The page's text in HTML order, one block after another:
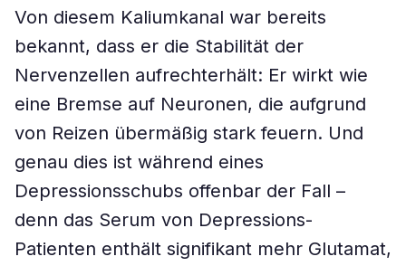
Von diesem Kaliumkanal war bereits
bekannt, dass er die Stabilität der
Nervenzellen aufrechterhält: Er wirkt wie
eine Bremse auf Neuronen, die aufgrund
von Reizen übermäßig stark feuern. Und
genau dies ist während eines
Depressionsschubs offenbar der Fall –
denn das Serum von Depressions-
Patienten enthält signifikant mehr Glutamat,